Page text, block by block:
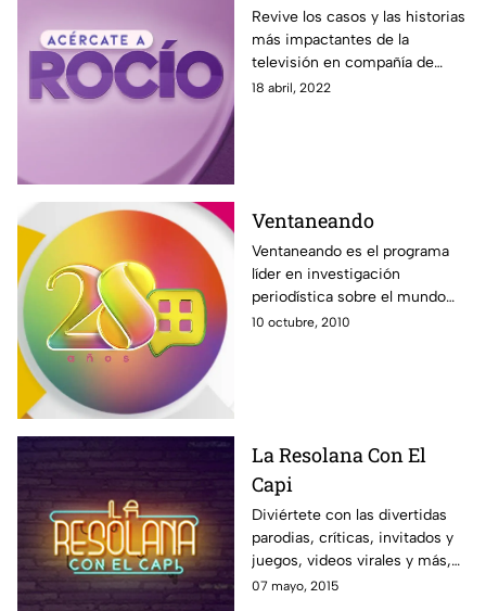
Revive los casos y las historias
más impactantes de la
televisión en compañía de
Rocío Sánchez Azuara y su
18 abril, 2022
Ventaneando
Ventaneando es el programa
líder en investigación
periodística sobre el mundo
del espectáculo. Noticias,
10 octubre, 2010
La Resolana Con El
Capi
Diviértete con las divertidas
parodias, críticas, invitados y
juegos, videos virales y más,
con el estilo único de El Capi
07 mayo, 2015